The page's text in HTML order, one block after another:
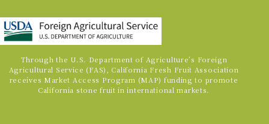
Through the U.S. Department of Agriculture’s Foreign
Agricultural Service (FAS), California Fresh Fruit Association
receives Market Access Program (MAP) funding to promote
California stone fruit in international markets.